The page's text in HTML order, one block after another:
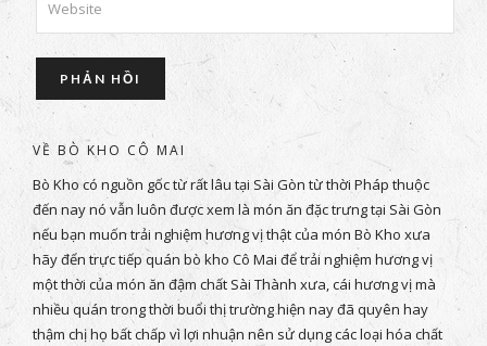
VỀ BÒ KHO CÔ MAI
Bò Kho có nguồn gốc từ rất lâu tại Sài Gòn từ thời Pháp thuộc
đến nay nó vẫn luôn được xem là món ăn đặc trưng tại Sài Gòn
nếu bạn muốn trải nghiệm hương vị thật của món Bò Kho xưa
hãy đến trực tiếp quán bò kho Cô Mai để trải nghiệm hương vị
một thời của món ăn đậm chất Sài Thành xưa, cái hương vị mà
nhiều quán trong thời buổi thị trường hiện nay đã quyên hay
thậm chị họ bất chấp vì lợi nhuận nên sử dụng các loại hóa chất